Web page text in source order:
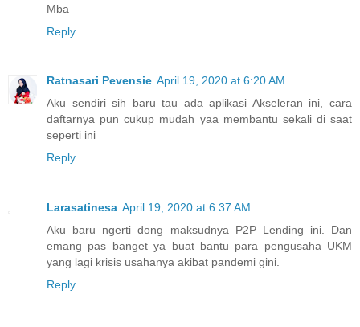
Mba
Reply
Ratnasari Pevensie April 19, 2020 at 6:20 AM
Aku sendiri sih baru tau ada aplikasi Akseleran ini, cara
daftarnya pun cukup mudah yaa membantu sekali di saat
seperti ini
Reply
Larasatinesa April 19, 2020 at 6:37 AM
Aku baru ngerti dong maksudnya P2P Lending ini. Dan
emang pas banget ya buat bantu para pengusaha UKM
yang lagi krisis usahanya akibat pandemi gini.
Reply